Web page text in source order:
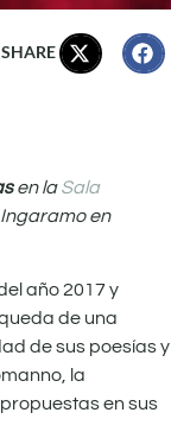
en laSala
en
año 2017 y
de una
de sus poesías y
la
en sus